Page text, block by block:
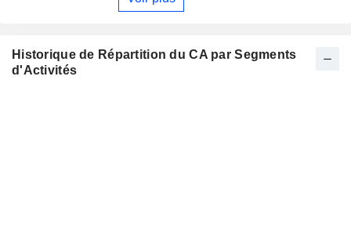
Historique de Répartition du CA par Segments
d'Activités